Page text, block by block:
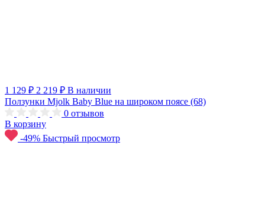
1 129 ₽ 2 219 ₽ В наличии
Ползунки Mjolk Baby Blue на широком поясе (68)
0 отзывов
В корзину
-49% Быстрый просмотр